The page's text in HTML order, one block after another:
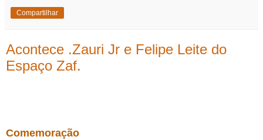
Compartilhar
Acontece .Zauri Jr e Felipe Leite do
Espaço Zaf.
Comemoração